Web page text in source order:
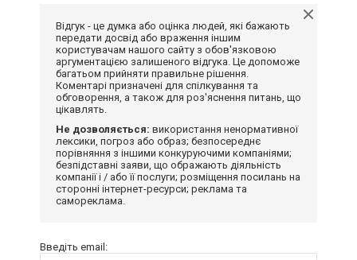
Відгук - це думка або оцінка людей, які бажають
передати досвід або враження іншим
користувачам нашого сайту з обов'язковою
аргументацією залишеного відгука. Це допоможе
багатьом прийняти правильне рішення.
Коментарі призначені для спілкування та
обговорення, а також для роз'яснення питань, що
цікавлять.
Не дозволяється: використання ненормативної
лексики, погроз або образ; безпосереднє
порівняння з іншими конкуруючими компаніями;
безпідставні заяви, що ображають діяльність
компанії і / або її послуги; розміщення посилань на
сторонні інтернет-ресурси; реклама та
самореклама.
Введіть email: